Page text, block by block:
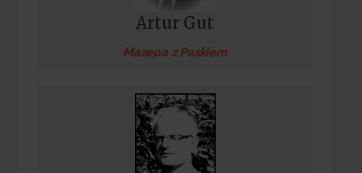
Artur Gut
Mazepa z Paskiem